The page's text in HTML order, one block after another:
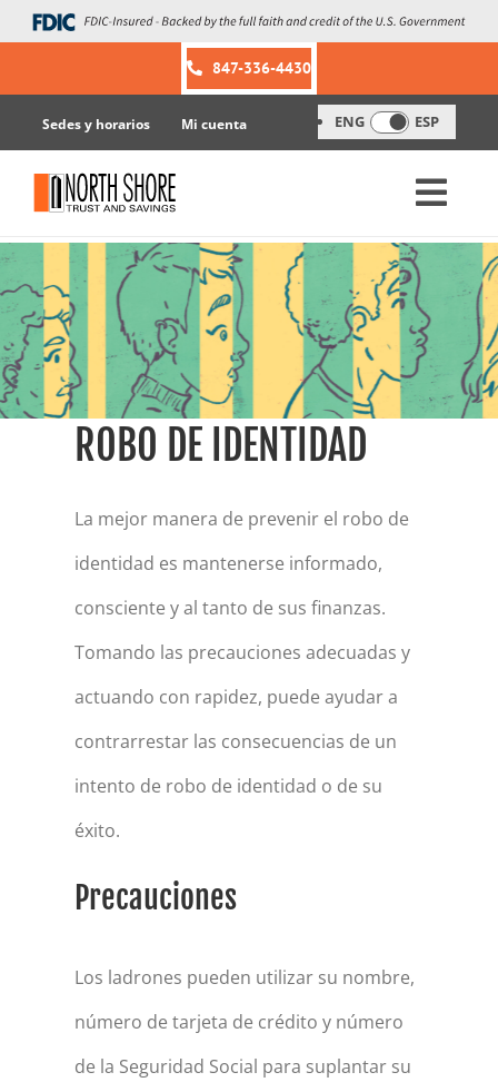
Skip
to
847-336-4430
Sedes y horarios Mi cuenta ENG ESP
ROBO DE IDENTIDAD
La mejor manera de prevenir el robo de
identidad es mantenerse informado,
consciente y al tanto de sus finanzas.
Tomando las precauciones adecuadas y
actuando con rapidez, puede ayudar a
contrarrestar las consecuencias de un
intento de robo de identidad o de su
éxito.
Precauciones
Los ladrones pueden utilizar su nombre,
número de tarjeta de crédito y número
de la Seguridad Social para suplantar su